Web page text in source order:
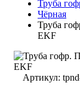
Труба
Чёрная
Труба
EKF
Артикул: